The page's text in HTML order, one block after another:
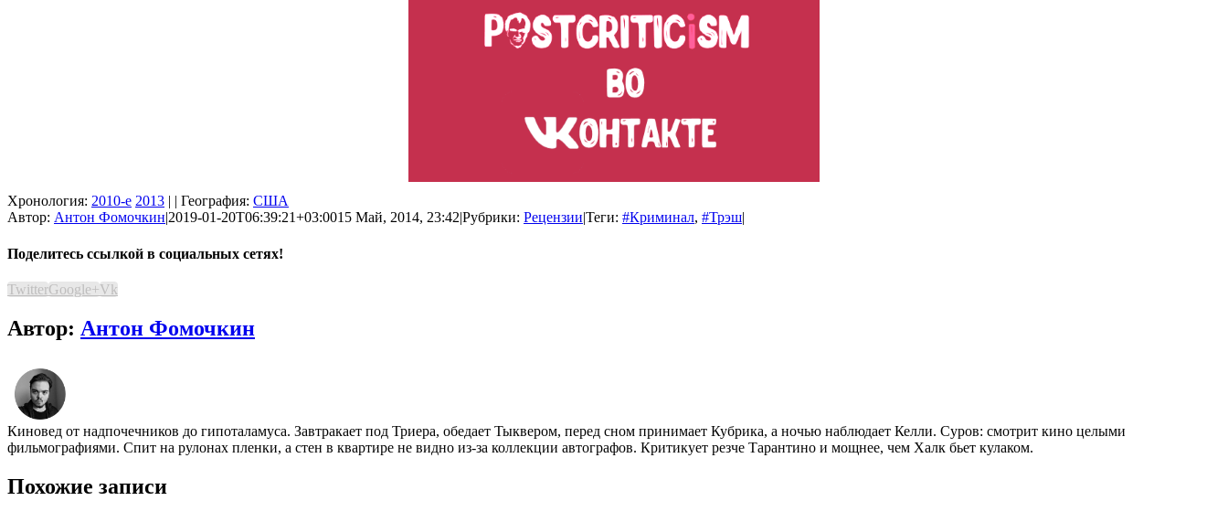
Хронология: 2010-е 2013 | | География: США
Автор: Антон Фомочкин|2019-01-20T06:39:21+03:0015 Май, 2014, 23:42|Рубрики: Рецензии|Теги: #Криминал, #Трэш|
Поделитесь ссылкой в социальных сетях!
TwitterGoogle+Vk
Автор: Антон Фомочкин
Киновед от надпочечников до гипоталамуса. Завтракает под Триера, обедает Тыквером, перед сном принимает Кубрика, а ночью наблюдает Келли. Суров: смотрит кино целыми
фильмографиями. Спит на рулонах пленки, а стен в квартире не видно из-за коллекции автографов. Критикует резче Тарантино и мощнее, чем Халк бьет кулаком.
Похожие записи